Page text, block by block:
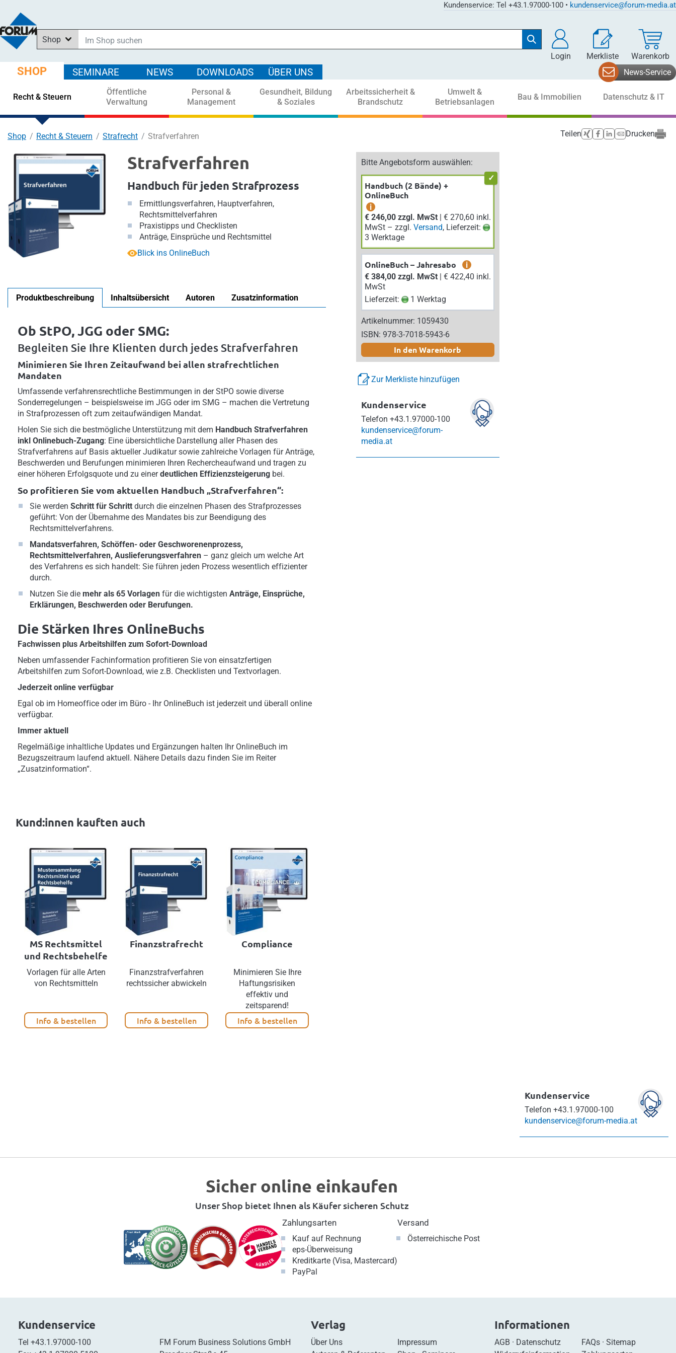
Kundenservice: Tel +43.1.97000-100 • kundenservice@forum-media.at
Shop
In News suchen
In Downloads suchen
In Seminaren suchen
Login Merkliste Warenkorb
SHOP SEMINARE NEWS DOWNLOADS ÜBER UNS News-Service
Recht & Steuern
Öffentliche
Verwaltung
Personal &
Management
Gesundheit, Bildung
& Soziales
Arbeitssicherheit &
Brandschutz
Umwelt &
Betriebsanlagen
Bau & Immobilien Datenschutz & IT
Shop Recht & Steuern Strafrecht Strafverfahren
Strafverfahren
Handbuch für jeden Strafprozess
Ermittlungsverfahren, Hauptverfahren,
Rechtsmittelverfahren
Praxistipps und Checklisten
Anträge, Einsprüche und Rechtsmittel
Blick ins OnlineBuch
Bitte Angebotsform auswählen:
Handbuch (2 Bände) +
OnlineBuch
i
€ 246,00 zzgl. MwSt| € 270,60 inkl.
MwSt – zzgl. Versand, Lieferzeit:
3 Werktage
OnlineBuch – Jahresabo
i
€ 384,00 zzgl. MwSt| € 422,40 inkl.
MwSt
Lieferzeit:
1 Werktag
Artikelnummer: 1059430
ISBN: 978-3-7018-5943-6
In den Warenkorb
Zur Merkliste hinzufügen
Kundenservice
Telefon +43.1.97000-100
kundenservice@forum-
media.at
Produktbeschreibung Inhaltsübersicht Autoren Zusatzinformation
Ob StPO, JGG oder SMG:
Begleiten Sie Ihre Klienten durch jedes Strafverfahren
Minimieren Sie Ihren Zeitaufwand bei allen strafrechtlichen
Mandaten
Umfassende verfahrensrechtliche Bestimmungen in der StPO sowie diverse
Sonderregelungen – beispielsweise im JGG oder im SMG – machen die Vertretung
in Strafprozessen oft zum zeitaufwändigen Mandat.
Holen Sie sich die bestmögliche Unterstützung mit dem Handbuch Strafverfahren
inkl Onlinebuch-Zugang: Eine übersichtliche Darstellung aller Phasen des
Strafverfahrens auf Basis aktueller Judikatur sowie zahlreiche Vorlagen für Anträge,
Beschwerden und Berufungen minimieren Ihren Rechercheaufwand und tragen zu
einer höheren Erfolgsquote und zu einerdeutlichen Effizienzsteigerung bei.
So profitieren Sie vom aktuellen Handbuch „Strafverfahren“:
Sie werden Schritt für Schritt durch die einzelnen Phasen des Strafprozesses
geführt: Von der Übernahme des Mandates bis zur Beendigung des
Rechtsmittelverfahrens.
Mandatsverfahren, Schöffen- oder Geschworenenprozess,
Rechtsmittelverfahren, Auslieferungsverfahren – ganz gleich um welche Art
des Verfahrens es sich handelt: Sie führen jeden Prozess wesentlich effizienter
durch.
Nutzen Sie die mehr als 65 Vorlagen für die wichtigsten Anträge, Einsprüche,
Erklärungen, Beschwerden oder Berufungen.
Die Stärken Ihres OnlineBuchs
Fachwissen plus Arbeitshilfen zum Sofort-Download
Neben umfassender Fachinformation profitieren Sie von einsatzfertigen
Arbeitshilfen zum Sofort-Download, wie z.B. Checklisten und Textvorlagen.
Jederzeit online verfügbar
Egal ob im Homeoffice oder im Büro - Ihr OnlineBuch ist jederzeit und überall online
verfügbar.
Immer aktuell
Regelmäßige inhaltliche Updates und Ergänzungen halten Ihr OnlineBuch im
Bezugszeitraum laufend aktuell. Nähere Details dazu finden Sie im Reiter
„Zusatzinformation“.
Kund:innen kauften auch
MS Rechtsmittel
und Rechtsbehelfe
Vorlagen für alle Arten
von Rechtsmitteln
Info & bestellen
Finanzstrafrecht
Finanzstrafverfahren
rechtssicher abwickeln
Info & bestellen
Compliance
Minimieren Sie Ihre
Haftungsrisiken
effektiv und
zeitsparend!
Info & bestellen
Teilen Drucken
Kundenservice
Telefon +43.1.97000-100
kundenservice@forum-media.at
Sicher online einkaufen
Unser Shop bietet Ihnen als Käufer sicheren Schutz
Zahlungsarten
Kauf auf Rechnung
eps-Überweisung
Kreditkarte (Visa, Mastercard)
PayPal
Versand
Österreichische Post
Kundenservice
Tel +43.1.97000-100
FM Forum Business Solutions GmbH
Verlag
Über Uns
Impressum
Informationen
AGB · Datenschutz
FAQs· Sitemap